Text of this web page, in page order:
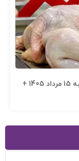
قیمت مرغ، ماهی و تخم مرغ امروز پنجشنبه 15 مرداد 1405 +